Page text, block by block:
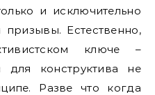
и исключительно
призывы. Естественно,
ключе –
для конструктива не
Разве что когда